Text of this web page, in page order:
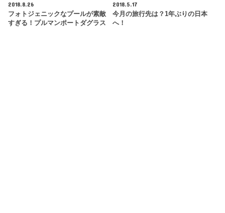
2018.8.26
フォトジェニックなプールが素敵
すぎる！プルマンポートダグラス
2018.5.17
今月の旅行先は？1年ぶりの日本
へ！